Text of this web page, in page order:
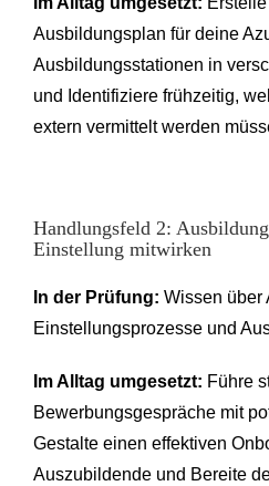
Ausbildungsplan für deine
Ausbildungsstationen in
und Identifiziere frühzeitig,
extern vermittelt werden
Handlungsfeld 2:
Einstellung mitwirken
In der Prüfung: Wissen über
Einstellungsprozesse und
Im Alltag umgesetzt: Führe
Bewerbungsgespräche mit
Gestalte einen effektiven
Auszubildende und Bereite